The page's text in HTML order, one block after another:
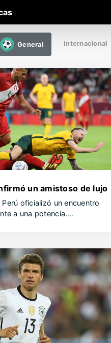
General Internacional
un amistoso de lujo
oficializó un encuentro
a una potencia.…